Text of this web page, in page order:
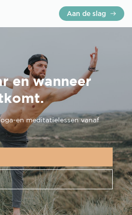
Aan de slag
en wanneer
en meditatielessen vanaf